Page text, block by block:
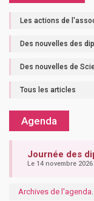
Les actions de
Des nouvelles des
Des nouvelles de
Tous les articles
Agenda
Journée des
Le 14 novembre
Archives de l'agenda.